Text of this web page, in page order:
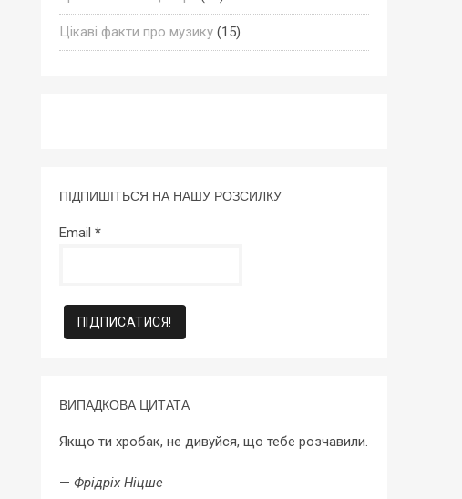
Цікаві факти про музику(15)
ПІДПИШІТЬСЯ НА НАШУ РОЗСИЛКУ
Email *
ВИПАДКОВА ЦИТАТА
Якщо ти хробак, не дивуйся, що тебе розчавили.
— Фрідріх Ніцше